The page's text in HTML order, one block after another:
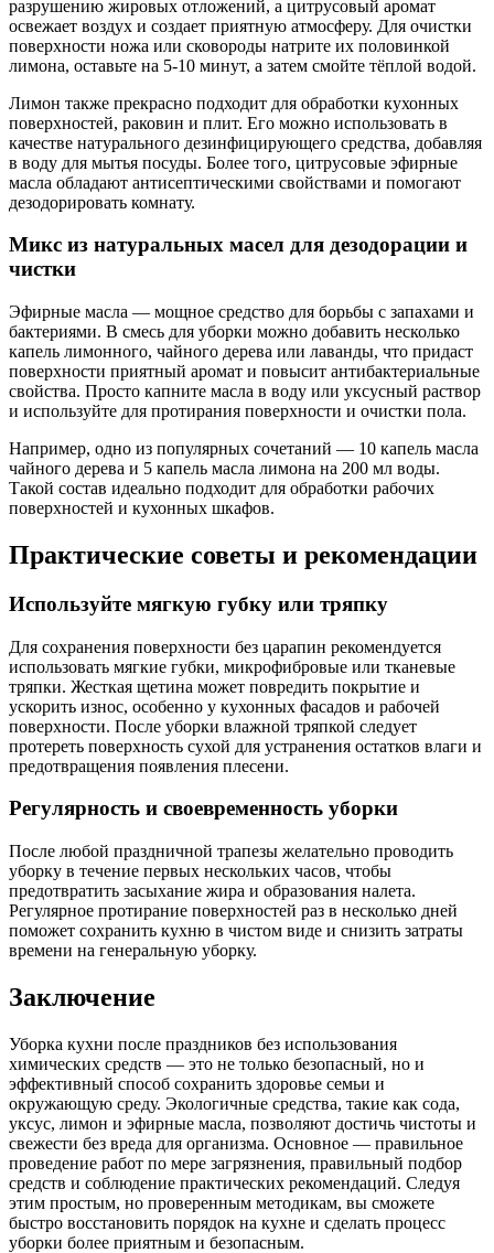
разрушению жировых отложений, а цитрусовый аромат
освежает воздух и создает приятную атмосферу. Для очистки
поверхности ножа или сковороды натрите их половинкой
лимона, оставьте на 5-10 минут, а затем смойте тёплой водой.
Лимон также прекрасно подходит для обработки кухонных
поверхностей, раковин и плит. Его можно использовать в
качестве натурального дезинфицирующего средства, добавляя
в воду для мытья посуды. Более того, цитрусовые эфирные
масла обладают антисептическими свойствами и помогают
дезодорировать комнату.
Микс из натуральных масел для дезодорации и
чистки
Эфирные масла — мощное средство для борьбы с запахами и
бактериями. В смесь для уборки можно добавить несколько
капель лимонного, чайного дерева или лаванды, что придаст
поверхности приятный аромат и повысит антибактериальные
свойства. Просто капните масла в воду или уксусный раствор
и используйте для протирания поверхности и очистки пола.
Например, одно из популярных сочетаний — 10 капель масла
чайного дерева и 5 капель масла лимона на 200 мл воды.
Такой состав идеально подходит для обработки рабочих
поверхностей и кухонных шкафов.
Практические советы и рекомендации
Используйте мягкую губку или тряпку
Для сохранения поверхности без царапин рекомендуется
использовать мягкие губки, микрофибровые или тканевые
тряпки. Жесткая щетина может повредить покрытие и
ускорить износ, особенно у кухонных фасадов и рабочей
поверхности. После уборки влажной тряпкой следует
протереть поверхность сухой для устранения остатков влаги и
предотвращения появления плесени.
Регулярность и своевременность уборки
После любой праздничной трапезы желательно проводить
уборку в течение первых нескольких часов, чтобы
предотвратить засыхание жира и образования налета.
Регулярное протирание поверхностей раз в несколько дней
поможет сохранить кухню в чистом виде и снизить затраты
времени на генеральную уборку.
Заключение
Уборка кухни после праздников без использования
химических средств — это не только безопасный, но и
эффективный способ сохранить здоровье семьи и
окружающую среду. Экологичные средства, такие как сода,
уксус, лимон и эфирные масла, позволяют достичь чистоты и
свежести без вреда для организма. Основное — правильное
проведение работ по мере загрязнения, правильный подбор
средств и соблюдение практических рекомендаций. Следуя
этим простым, но проверенным методикам, вы сможете
быстро восстановить порядок на кухне и сделать процесс
уборки более приятным и безопасным.